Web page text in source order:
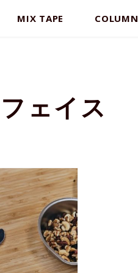
MIX TAPE COLUMN
ェイス